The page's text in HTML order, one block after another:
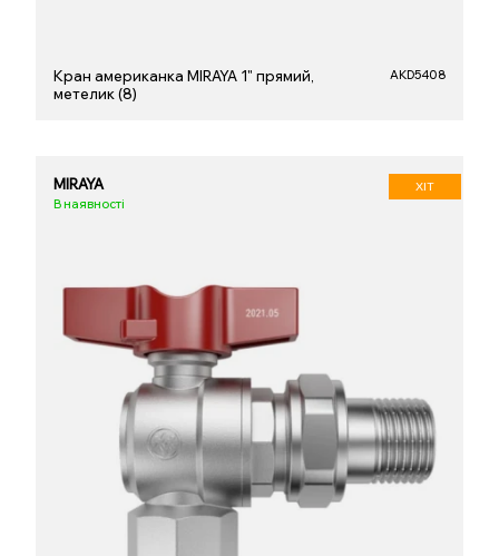
Кран американка MIRAYA 1" прямий,
метелик (8)
AKD5408
MIRAYA
В наявності
ХІТ